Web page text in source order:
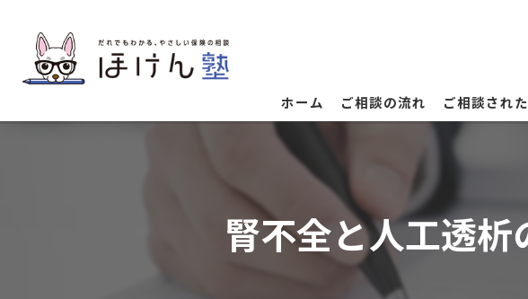
ホーム ご相談の流れ ご相談され
腎不全と人工透